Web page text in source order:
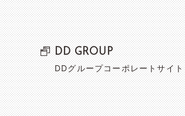
DD GROUP
DDグループコーポレートサイト